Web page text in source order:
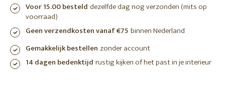
Voor 15.00 besteld dezelfde dag nog verzonden (mits op
voorraad)
Geen verzendkosten vanaf €75 binnen Nederland
Gemakkelijk bestellen zonder account
14 dagen bedenktijd rustig kijken of het past in je interieur